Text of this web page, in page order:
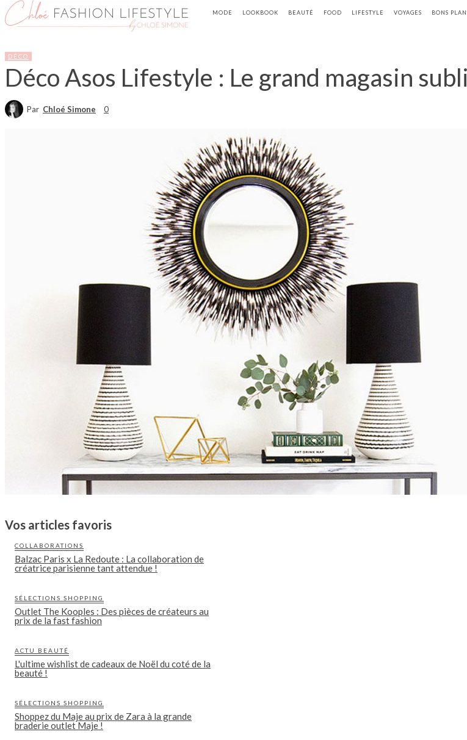
MODE LOOKBOOK BEAUTÉ FOOD LIFESTYLE VOYAGES BONS
DÉCO
Déco Asos Lifestyle : Le grand magasin
Par Chloé Simone 0
Vos articles favoris
COLLABORATIONS
Balzac Paris x La Redoute : La collaboration de
créatrice parisienne tant attendue !
SÉLECTIONS SHOPPING
Outlet The Kooples : Des pièces de créateurs au
prix de la fast fashion
ACTU BEAUTÉ
L'ultime wishlist de cadeaux de Noël du coté de la
beauté !
SÉLECTIONS SHOPPING
Shoppez du Maje au prix de Zara à la grande
braderie outlet Maje !